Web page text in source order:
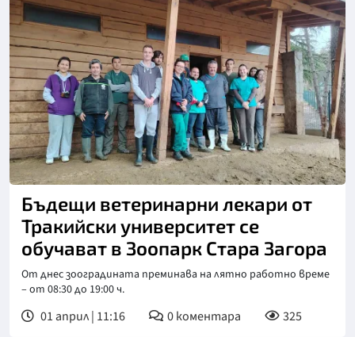
Бъдещи ветеринарни лекари от
Тракийски университет се
обучават в Зоопарк Стара Загора
От днес зооградината преминава на лятно работно време
– от 08:30 до 19:00 ч.
01 април | 11:16 0коментара 325